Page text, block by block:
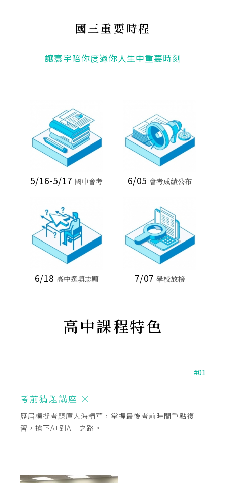
國三重要時程
讓寰宇陪你度過你人生中重要時刻
5/16-5/17 國中會考 6/05 會考成績公布
6/18 高中選填志願 7/07 學校放榜
高中課程特色
前猜題講座
屆模擬考題庫大海精華，掌握最後考前時間重點複
，搶下A+到A++之路。